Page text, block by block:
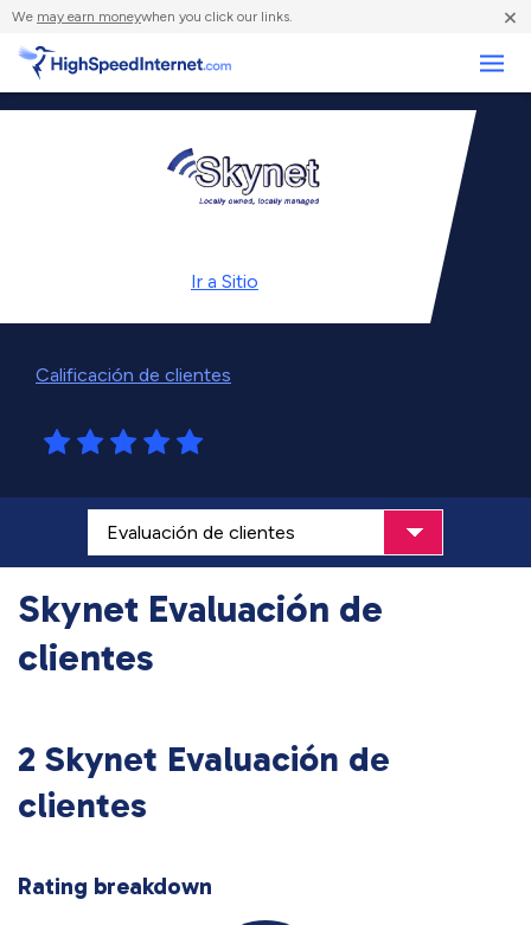
We may earn moneywhen you click our links. ×
Ir a Sitio
Calificación de clientes
Skynet Evaluación de
clientes
2 Skynet Evaluación de
clientes
Rating breakdown